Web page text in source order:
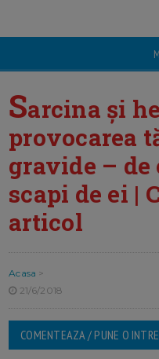
Sarcina și
provocarea
gravide – de
scapi de ei |
articol
Acasa >
21/6/2018
COMENTEAZA / PUNE O